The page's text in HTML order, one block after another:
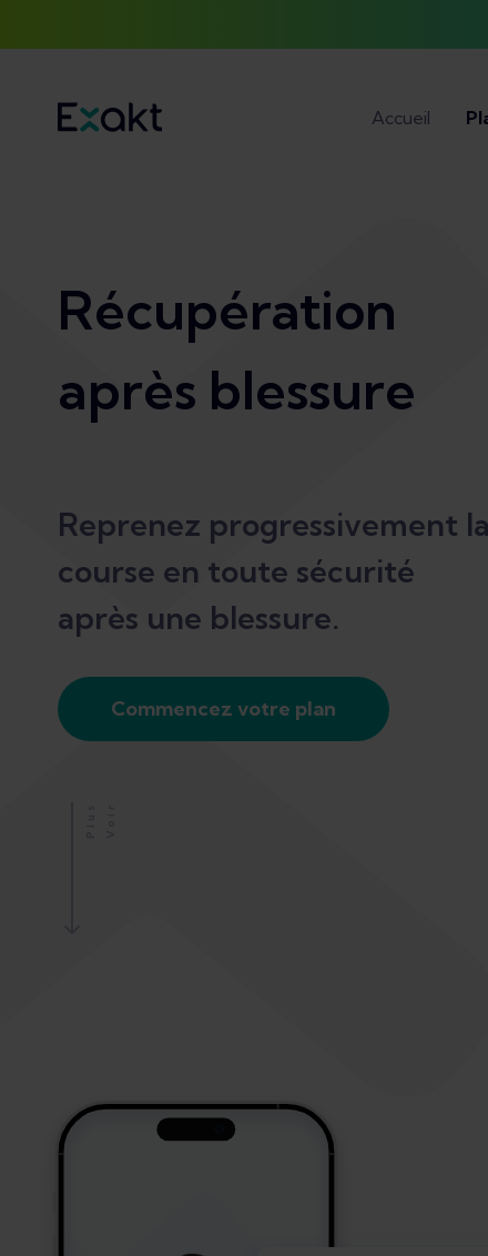
Accueil
Récupération
après blessure
Reprenez progressivement la
course en toute sécurité
après une blessure.
Commencez votre plan